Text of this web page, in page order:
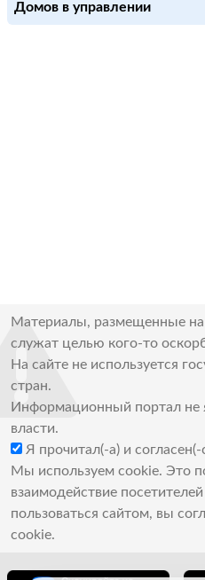
Домов в управлении
Материалы, размещенные
служат целью кого-то
На сайте не используется
стран.
Информационный портал не
власти.
Я прочитал(-а) и согласен(-
Мы используем cookie. Это
взаимодействие
пользоваться сайтом, вы
cookie.